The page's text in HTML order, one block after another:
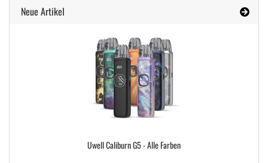
Neue Artikel
Uwell Caliburn G5 - Alle Farben